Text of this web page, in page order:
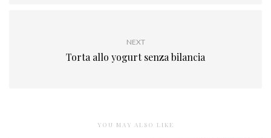
NEXT
Torta allo yogurt senza bilancia
YOU MAY ALSO LIKE